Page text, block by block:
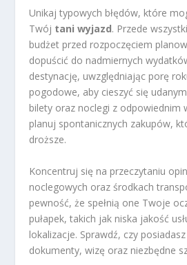
Unikaj typowych błędów, które
Twój tani wyjazd. Przede
budżet przed rozpoczęciem
dopuścić do nadmiernych
destynację, uwzględniając porę
pogodowe, aby cieszyć się
bilety oraz noclegi z odpowiednim
planuj spontanicznych zakupów,
droższe.
Koncentruj się na przeczytaniu
noclegowych oraz środkach
pewność, że spełnią one Twoje
pułapek, takich jak niska jakość
lokalizacje. Sprawdź, czy
dokumenty, wizę oraz niezbędne